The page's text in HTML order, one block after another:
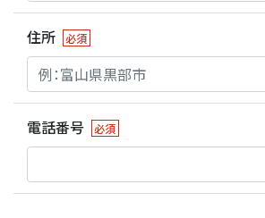
住所 必須
電話番号 必須